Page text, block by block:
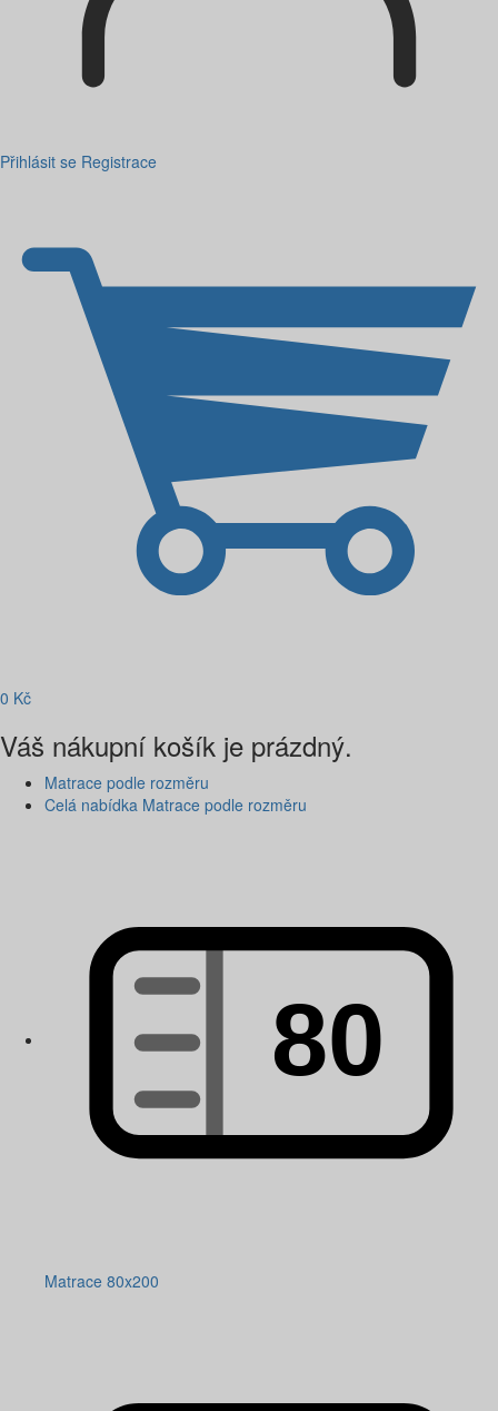
Přihlásit se Registrace
0 Kč
Váš nákupní košík je prázdný.
Matrace podle rozměru
Celá nabídka Matrace podle rozměru
Matrace 80x200